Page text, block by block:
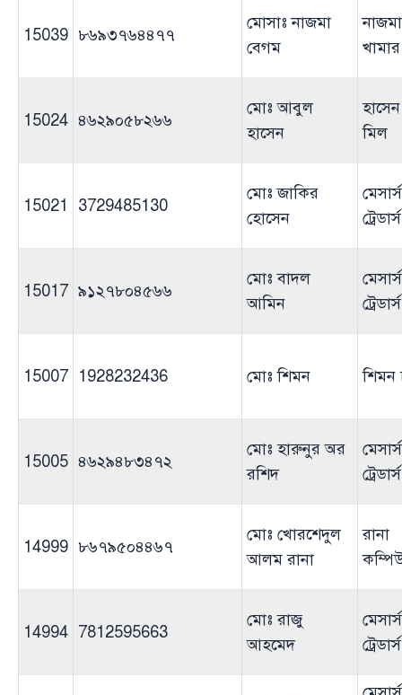
15039 ৮৬৯৩৭৬৪৪৭৭
মোসাঃ নাজমা
বেগম
খামার
15024 ৪৬২৯০৫৮২৬৬
মোঃ আবুল
হাসেন
মিল
15021 3729485130
মোঃ জাকির
হোসেন
ট্রেডার্স
15017 ৯১২৭৮০৪৫৬৬
মোঃ বাদল
আমিন
ট্রেডার্স
15007 1928232436 মোঃ শিমন শিমন
15005 ৪৬২৯৪৮৩৪৭২
মোঃ হারুনুর অর
রশিদ
ট্রেডার্স
14999 ৮৬৭৯৫০৪৪৬৭
মোঃ খোরশেদুল
আলম রানা
রানা
14994 7812595663
মোঃ রাজু
আহমেদ
ট্রেডার্স